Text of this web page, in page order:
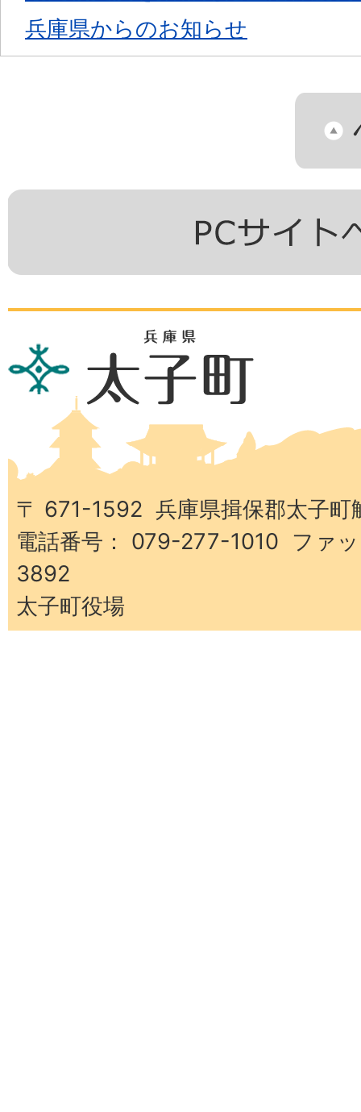
兵庫県からのお知らせ
兵
庫
子
町
〒 671-1592 兵庫県揖保郡太子町
電話番号： 079-277-1010 ファ
3892
太子町役場